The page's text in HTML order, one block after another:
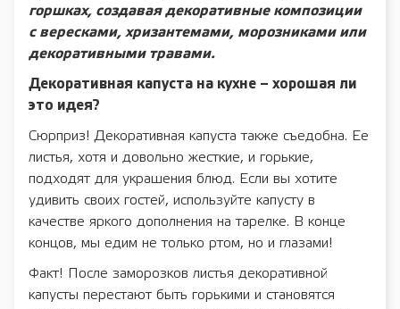
горшках, создавая декоративные композиции
с вересками, хризантемами, морозниками или
декоративными травами.
Декоративная капуста на кухне – хорошая ли
это идея?
Сюрприз! Декоративная капуста также съедобна. Ее
листья, хотя и довольно жесткие, и горькие,
подходят для украшения блюд. Если вы хотите
удивить своих гостей, используйте капусту в
качестве яркого дополнения на тарелке. В конце
концов, мы едим не только ртом, но и глазами!
Факт! После заморозков листья декоративной
капусты перестают быть горькими и становятся